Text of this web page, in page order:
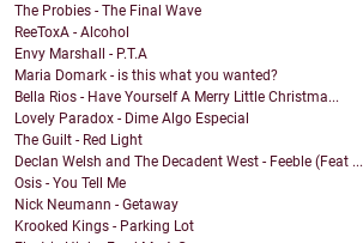
The Probies - The Final Wave
ReeToxA - Alcohol
Envy Marshall - P.T.A
Maria Domark - is this what you wanted?
Bella Rios - Have Yourself A Merry Little Christma...
Lovely Paradox - Dime Algo Especial
The Guilt - Red Light
Declan Welsh and The Decadent West - Feeble (Feat ...
Osis - You Tell Me
Nick Neumann - Getaway
Krooked Kings - Parking Lot